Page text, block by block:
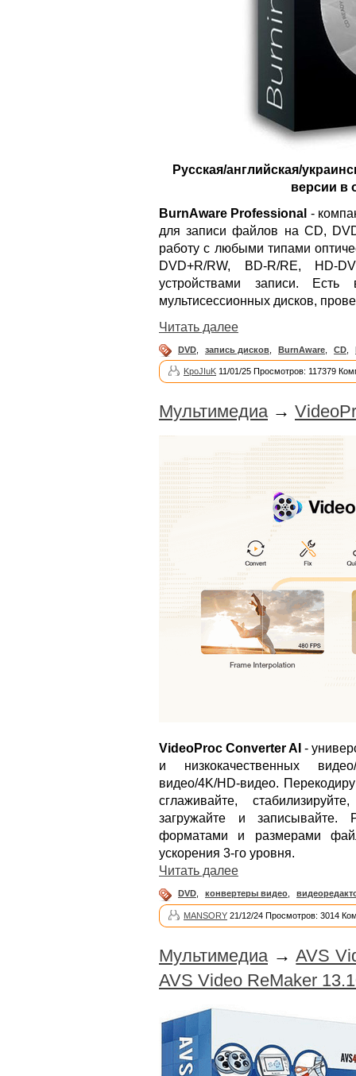
Русская/английская/
версии в
BurnAware Professional -
для записи файлов на CD,
работу с любыми типами
DVD+R/RW, BD-R/RE, HD-
устройствами записи. Есть
мультисессионных дисков,
Читать далее
DVD запись дисков BurnAware CD
KpoJIuK 11/01/25 Просмотров: 117379
Мультимедиа→
VideoProc Converter AI -
и низкокачественных
видео/4K/HD-видео.
сглаживайте,
загружайте и
форматами и размерами
ускорения 3-го уровня.
Читать далее
DVD, конвертеры видео,
MANSORY 21/12/24 Просмотров: 3014
Мультимедиа →AVS
AVS Video ReMaker